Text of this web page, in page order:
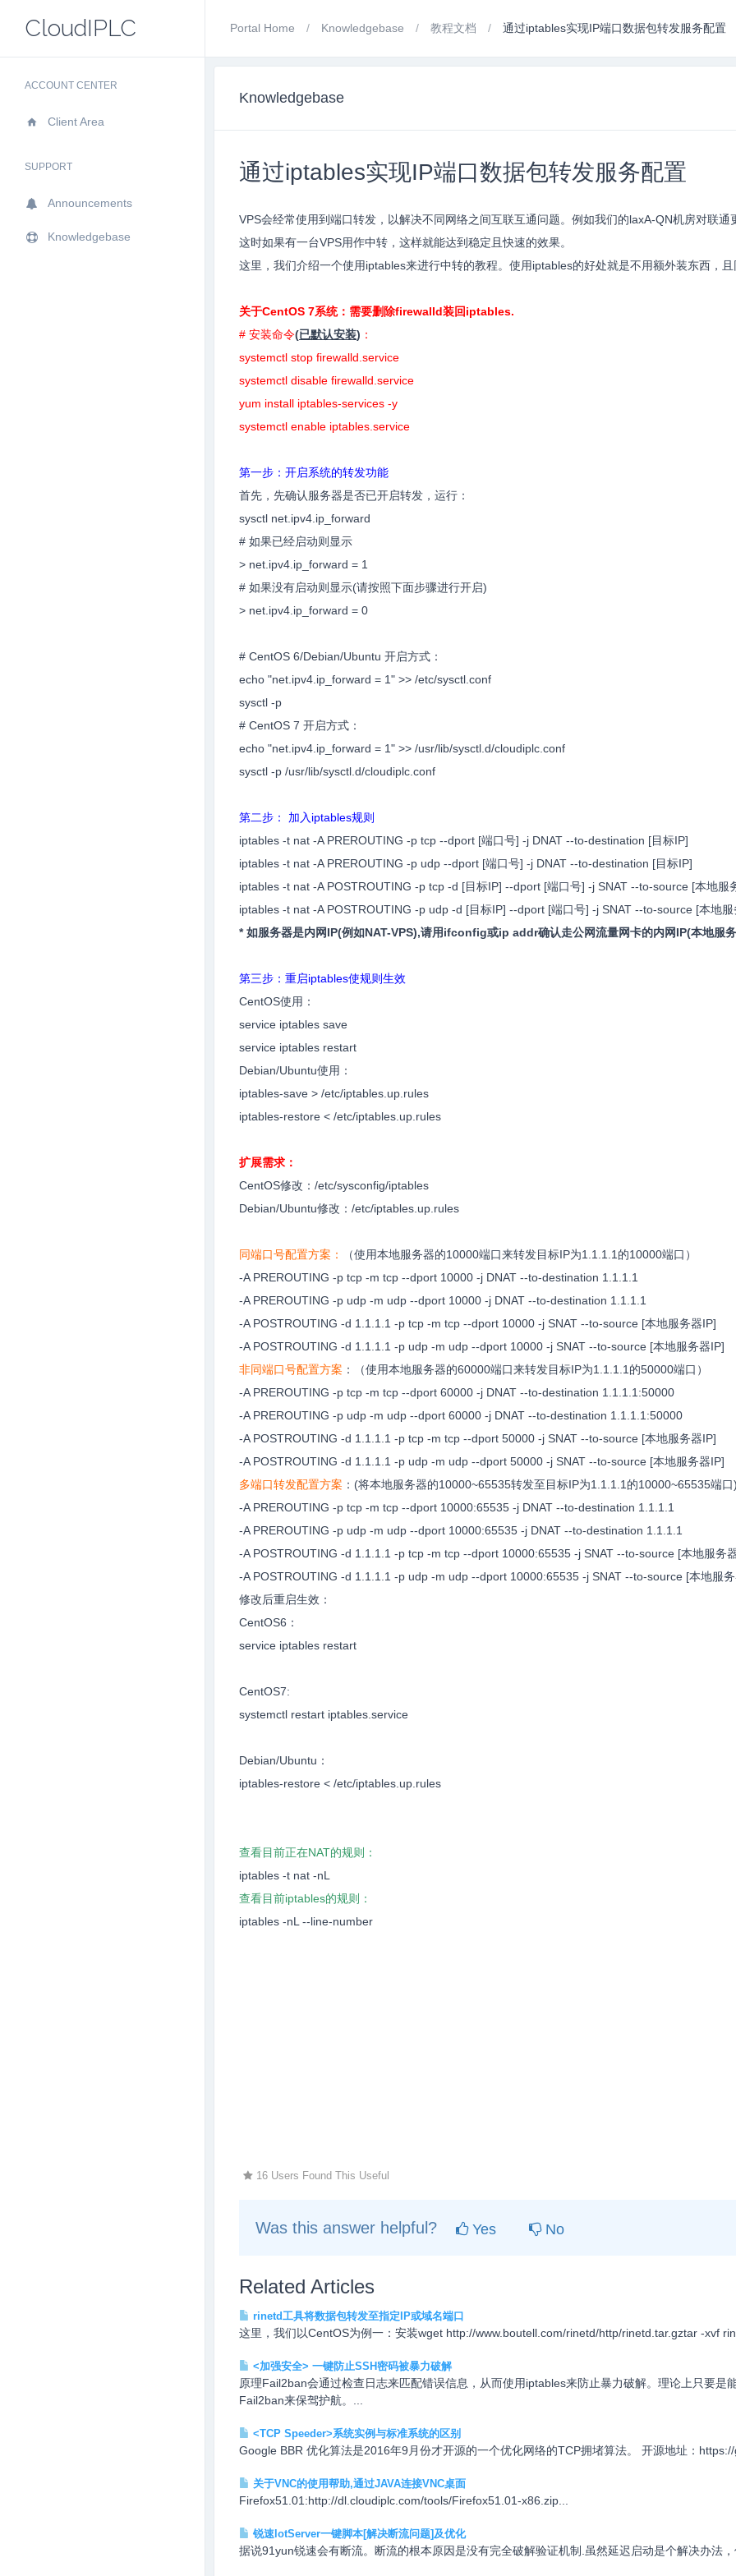
CloudIPLC
ACCOUNT CENTER
Client Area
SUPPORT
Announcements
Knowledgebase
Portal Home Knowledgebase 教程文档 通过iptables实现IP端口数据包转发服务配置
Knowledgebase
通过iptables实现IP端口数据包转发服务配置
VPS会经常使用到端口转发，以解决不同网络之间互联互通问题。例如我们的laxA-QN机房对联通
这时如果有一台VPS用作中转，这样就能达到稳定且快速的效果。
这里，我们介绍一个使用iptables来进行中转的教程。使用iptables的好处就是不用额外装东西，且
关于CentOS 7系统：需要删除firewalld装回iptables.
# 安装命令(已默认安装) ：
systemctl stop firewalld.service
systemctl disable firewalld.service
yum install iptables-services -y
systemctl enable iptables.service
第一步：开启系统的转发功能
首先，先确认服务器是否已开启转发，运行：
sysctl net.ipv4.ip_forward
# 如果已经启动则显示
> net.ipv4.ip_forward = 1
# 如果没有启动则显示(请按照下面步骤进行开启)
> net.ipv4.ip_forward = 0
# CentOS 6/Debian/Ubuntu 开启方式：
echo "net.ipv4.ip_forward = 1" >> /etc/sysctl.conf
sysctl -p
# CentOS 7 开启方式：
echo "net.ipv4.ip_forward = 1" >> /usr/lib/sysctl.d/cloudiplc.conf
sysctl -p /usr/lib/sysctl.d/cloudiplc.conf
第二步： 加入iptables规则
iptables -t nat -A PREROUTING -p tcp --dport [端口号] -j DNAT --to-destination [目标IP]
iptables -t nat -A PREROUTING -p udp --dport [端口号] -j DNAT --to-destination [目标IP]
iptables -t nat -A POSTROUTING -p tcp -d [目标IP] --dport [端口号] -j SNAT --to-source [本地服
iptables -t nat -A POSTROUTING -p udp -d [目标IP] --dport [端口号] -j SNAT --to-source [本地服
* 如服务器是内网IP(例如NAT-VPS),请用ifconfig或ip addr确认走公网流量网卡的内网IP(本地服
第三步：重启iptables使规则生效
CentOS使用：
service iptables save
service iptables restart
Debian/Ubuntu使用：
iptables-save > /etc/iptables.up.rules
iptables-restore < /etc/iptables.up.rules
扩展需求：
CentOS修改：/etc/sysconfig/iptables
Debian/Ubuntu修改：/etc/iptables.up.rules
同端口号配置方案：
（使用本地服务器的10000端口来转发目标IP为1.1.1.1的10000端口）
-A PREROUTING -p tcp -m tcp --dport 10000 -j DNAT --to-destination 1.1.1.1
-A PREROUTING -p udp -m udp --dport 10000 -j DNAT --to-destination 1.1.1.1
-A POSTROUTING -d 1.1.1.1 -p tcp -m tcp --dport 10000 -j SNAT --to-source [本地服务器IP]
-A POSTROUTING -d 1.1.1.1 -p udp -m udp --dport 10000 -j SNAT --to-source [本地服务器IP]
非同端口号配置方案 ：（使用本地服务器的60000端口来转发目标IP为1.1.1.1的50000端口）
-A PREROUTING -p tcp -m tcp --dport 60000 -j DNAT --to-destination 1.1.1.1:50000
-A PREROUTING -p udp -m udp --dport 60000 -j DNAT --to-destination 1.1.1.1:50000
-A POSTROUTING -d 1.1.1.1 -p tcp -m tcp --dport 50000 -j SNAT --to-source [本地服务器IP]
-A POSTROUTING -d 1.1.1.1 -p udp -m udp --dport 50000 -j SNAT --to-source [本地服务器IP]
多端口转发配置方案 ：(将本地服务器的10000~65535转发至目标IP为1.1.1.1的10000~65535端口)
-A PREROUTING -p tcp -m tcp --dport 10000:65535 -j DNAT --to-destination 1.1.1.1
-A PREROUTING -p udp -m udp --dport 10000:65535 -j DNAT --to-destination 1.1.1.1
-A POSTROUTING -d 1.1.1.1 -p tcp -m tcp --dport 10000:65535 -j SNAT --to-source [本地服务
-A POSTROUTING -d 1.1.1.1 -p udp -m udp --dport 10000:65535 -j SNAT --to-source [本地服
修改后重启生效：
CentOS6：
service iptables restart
CentOS7:
systemctl restart iptables.service
Debian/Ubuntu：
iptables-restore < /etc/iptables.up.rules
查看目前正在NAT的规则 ：
iptables -t nat -nL
查看目前iptables的规则：
iptables -nL --line-number
16 Users Found This Useful
Was this answer helpful? Yes No
Related Articles
rinetd工具将数据包转发至指定IP或域名端口
这里，我们以CentOS为例一：安装wget http://www.boutell.com/rinetd/http/rinetd.tar.gztar -xvf
<加强安全> 一键防止SSH密码被暴力破解
原理Fail2ban会通过检查日志来匹配错误信息，从而使用iptables来防止暴力破解。理论上只要是
Fail2ban来保驾护航。...
<TCP Speeder>系统实例与标准系统的区别
Google BBR 优化算法是2016年9月份才开源的一个优化网络的TCP拥堵算法。 开源地址：https://
关于VNC的使用帮助,通过JAVA连接VNC桌面
Firefox51.01:http://dl.cloudiplc.com/tools/Firefox51.01-x86.zip...
锐速lotServer一键脚本[解决断流问题]及优化
据说91yun锐速会有断流。断流的根本原因是没有完全破解验证机制.虽然延迟启动是个解决办法